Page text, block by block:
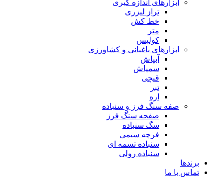
ابزارهای اندازه گیری
تراز لیزری
خط کش
متر
کولیس
ابزارهای باغبانی و کشاورزی
آبپاش
سمپاش
قیچی
تبر
اره
صفه سنگ فرز و سنباده
صفحه سنگ فرز
سگ سنباده
فرچه سیمی
سنباده تسمه ای
سنباده رولی
برندها
تماس با ما